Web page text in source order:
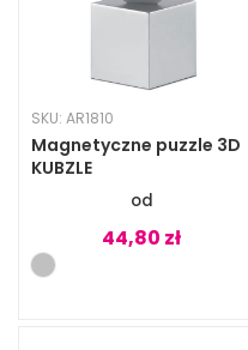
SKU: AR1810
Magnetyczne puzzle 3D
KUBZLE
44,80 zł